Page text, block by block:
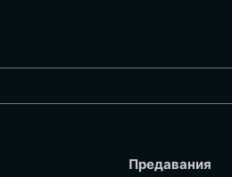
Предавания